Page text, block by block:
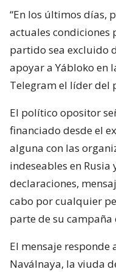
“En los últimos días,
actuales condiciones
partido sea excluido
apoyar a Yábloko en
Telegram el líder del
El político opositor
financiado desde el
alguna con las
indeseables en Rusia
declaraciones,
cabo por cualquier
parte de su campaña
El mensaje
Naválnaya, la viuda